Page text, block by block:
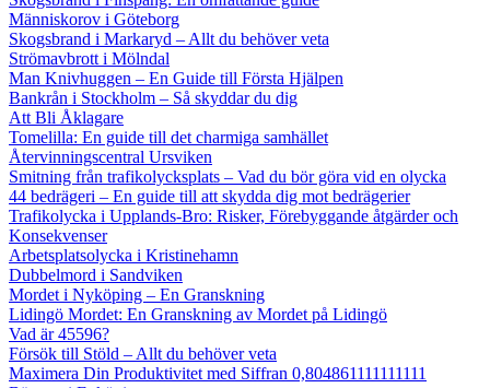
Människorov i Göteborg
Skogsbrand i Markaryd – Allt du behöver veta
Strömavbrott i Mölndal
Man Knivhuggen – En Guide till Första Hjälpen
Bankrån i Stockholm – Så skyddar du dig
Att Bli Åklagare
Tomelilla: En guide till det charmiga samhället
Återvinningscentral Ursviken
Smitning från trafikolycksplats – Vad du bör göra vid en olycka
44 bedrägeri – En guide till att skydda dig mot bedrägerier
Trafikolycka i Upplands-Bro: Risker, Förebyggande åtgärder och
Konsekvenser
Arbetsplatsolycka i Kristinehamn
Dubbelmord i Sandviken
Mordet i Nyköping – En Granskning
Lidingö Mordet: En Granskning av Mordet på Lidingö
Vad är 45596?
Försök till Stöld – Allt du behöver veta
Maximera Din Produktivitet med Siffran 0,804861111111111